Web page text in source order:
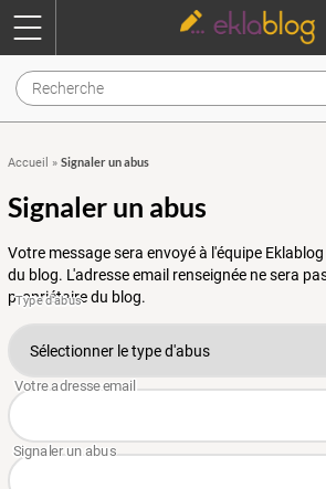
Accueil » Signaler un abus
Signaler un abus
Votre message sera envoyé à l'équipe
du blog. L'adresse email renseignée ne sera
propriétaire du blog.